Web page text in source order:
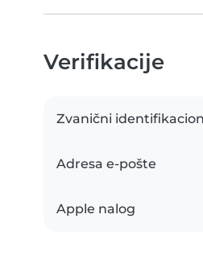
Verifikacije
Zvanični
Adresa e-pošte
Apple nalog